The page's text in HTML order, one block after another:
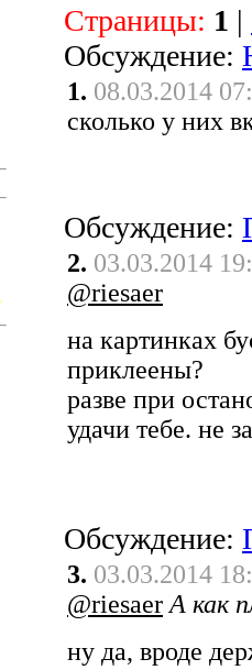
Страницы: 1 |
Обсуждение:
1. 08.03.2014
сколько у них
Обсуждение:
2. 03.03.2014
@riesaer
на картинках
приклеены?
разве при
удачи тебе. не
Обсуждение:
3. 03.03.2014
@riesaer А как
ну да, вроде